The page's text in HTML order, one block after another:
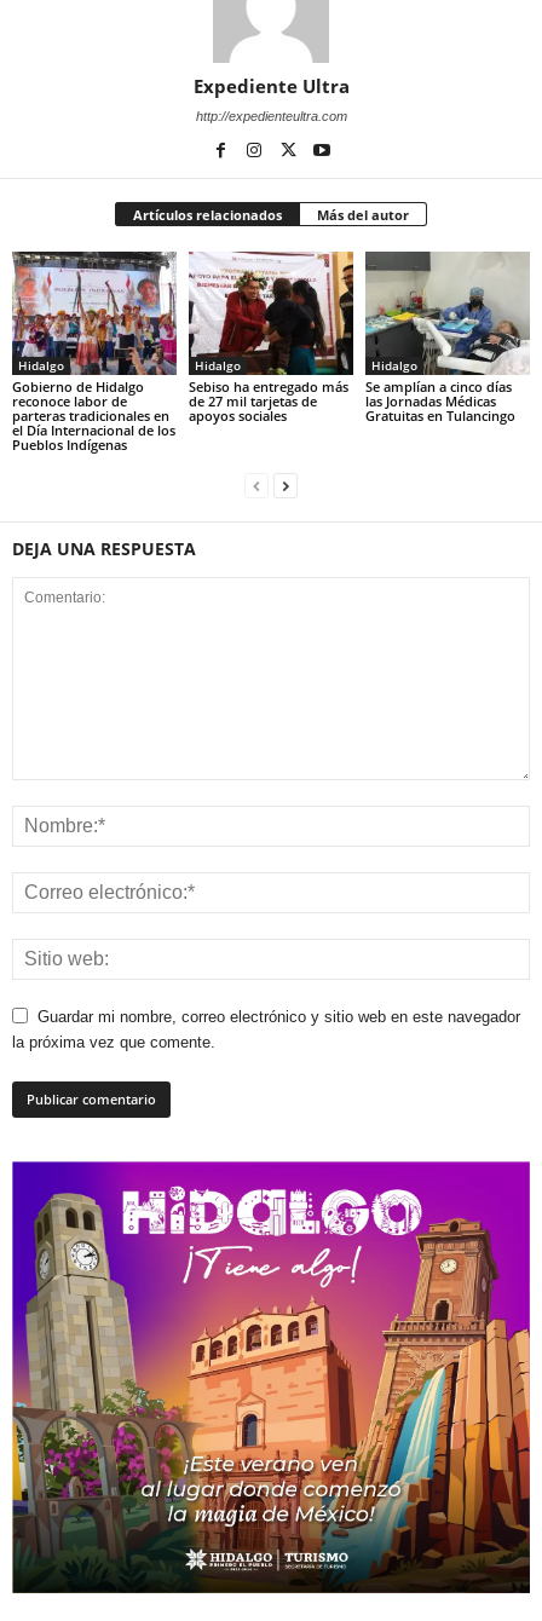
Expediente Ultra
http://expedienteultra.com
Artículos relacionados Más del autor
Hidalgo
Gobierno de Hidalgo
reconoce labor de
parteras tradicionales en
el Día Internacional de los
Pueblos Indígenas
Hidalgo
Sebiso ha entregado más
de 27 mil tarjetas de
apoyos sociales
Hidalgo
Se amplían a cinco días
las Jornadas Médicas
Gratuitas en Tulancingo
DEJA UNA RESPUESTA
Guardar mi nombre, correo electrónico y sitio web en este navegador
la próxima vez que comente.